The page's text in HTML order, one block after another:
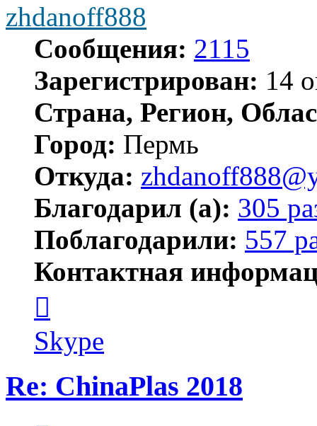
zhdanoff888
Сообщения: 2115
Зарегистрирован: 14
Страна, Регион,
Город: Пермь
Откуда:
Благодарил (а): 305
Поблагодарили: 557
Контактная
пользователя
zhdanoff888
Skype
Re: ChinaPlas 2018